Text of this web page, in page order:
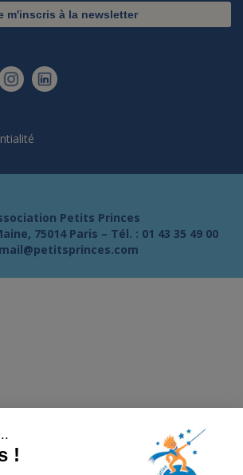
!
m'inscris à la newsletter
Petits Princes
75014 Paris – Tél. : 01 43 35 49 00
mail@petitsprinces.com